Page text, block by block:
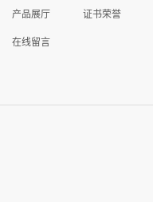
产品展厅 证书荣誉
在线留言